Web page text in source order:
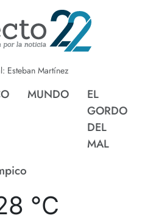
Esteban Martínez
MUNDO
EL
GORDO
DEL
MAL
°C